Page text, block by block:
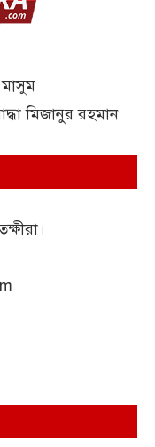
মিজানুর রহমান